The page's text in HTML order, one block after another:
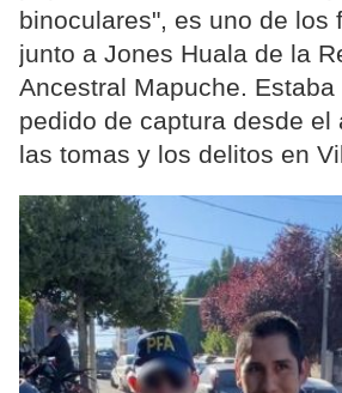
binoculares", es uno de los
junto a Jones Huala de la
Ancestral Mapuche.
pedido de captura desde el
las tomas y los delitos en